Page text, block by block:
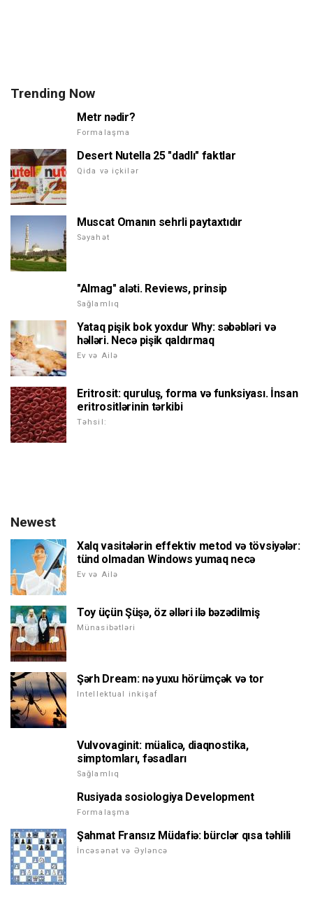
Trending Now
Metr nədir?
Formalaşma
Desert Nutella 25 "dadlı" faktlar
Qida və içkilər
Muscat Omanın sehrli paytaxtıdır
Səyahət
"Almag" aləti. Reviews, prinsip
Sağlamlıq
Yataq pişik bok yoxdur Why: səbəbləri və
həlləri. Necə pişik qaldırmaq
Ev və Ailə
Eritrosit: quruluş, forma və funksiyası. İnsan
eritrositlərinin tərkibi
Təhsil:
Newest
Xalq vasitələrin effektiv metod və tövsiyələr:
tünd olmadan Windows yumaq necə
Ev və Ailə
Toy üçün Şüşə, öz əlləri ilə bəzədilmiş
Münasibətləri
Şərh Dream: nə yuxu hörümçək və tor
Intellektual inkişaf
Vulvovaginit: müalicə, diaqnostika,
simptomları, fəsadları
Sağlamlıq
Rusiyada sosiologiya Development
Formalaşma
Şahmat Fransız Müdafiə: bürclər qısa təhlili
İncəsənət və Əyləncə